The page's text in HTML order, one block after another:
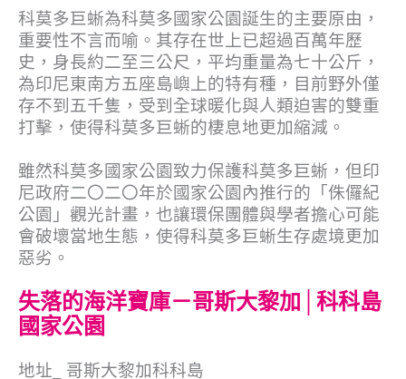
科莫多巨蜥為科莫多國家公園誕生的主要原由，
重要性不言而喻。其存在世上已超過百萬年歷
史，身長約二至三公尺，平均重量為七十公斤，
為印尼東南方五座島嶼上的特有種，目前野外僅
存不到五千隻，受到全球暖化與人類迫害的雙重
打擊，使得科莫多巨蜥的棲息地更加縮減。
雖然科莫多國家公園致力保護科莫多巨蜥，但印
尼政府二〇二〇年於國家公園內推行的「侏儸紀
公園」觀光計畫，也讓環保團體與學者擔心可能
會破壞當地生態，使得科莫多巨蜥生存處境更加
惡劣。
失落的海洋寶庫－哥斯大黎加│科科島
國家公園
地址_ 哥斯大黎加科科島